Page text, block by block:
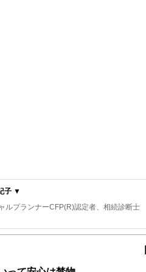
子 ▼
ルプランナーCFP(R)認定者、相続診断士
志社大学経済学部卒業後、５年間繊維メー
もちろん、ちょっとした不安でも「お金